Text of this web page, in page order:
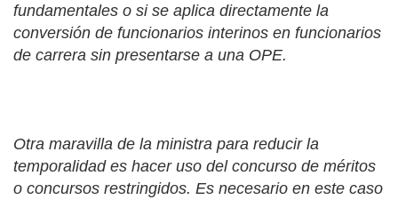
fundamentales o si se aplica directamente la
conversión de funcionarios interinos en funcionarios
de carrera sin presentarse a una OPE.
Otra maravilla de la ministra para reducir la
temporalidad es hacer uso del concurso de méritos
o concursos restringidos. Es necesario en este caso